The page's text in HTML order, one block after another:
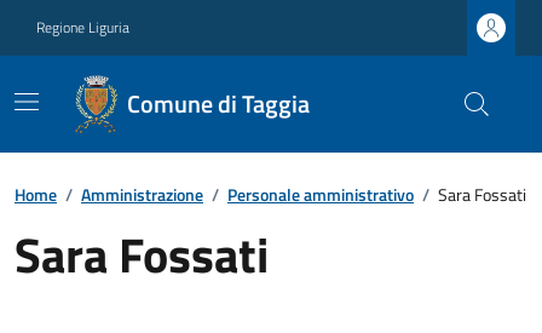
Regione Liguria
Comune di Taggia
Home / Amministrazione / Personale amministrativo / Sara Fossati
Sara Fossati